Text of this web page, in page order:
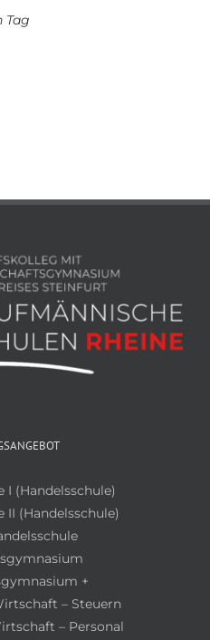
Tag
I (Handelsschule)
II (Handelsschule)
+
– Steuern
– Personal